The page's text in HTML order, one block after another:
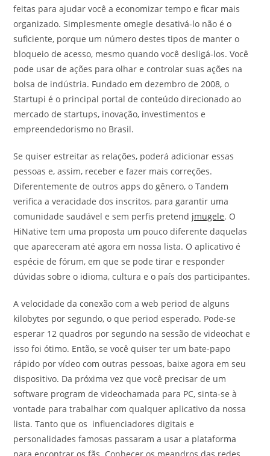
feitas para ajudar você a economizar tempo e ficar mais
organizado. Simplesmente omegle desativá-lo não é o
suficiente, porque um número destes tipos de manter o
bloqueio de acesso, mesmo quando você desligá-los. Você
pode usar de ações para olhar e controlar suas ações na
bolsa de indústria. Fundado em dezembro de 2008, o
Startupi é o principal portal de conteúdo direcionado ao
mercado de startups, inovação, investimentos e
empreendedorismo no Brasil.
Se quiser estreitar as relações, poderá adicionar essas
pessoas e, assim, receber e fazer mais correções.
Diferentemente de outros apps do gênero, o Tandem
verifica a veracidade dos inscritos, para garantir uma
comunidade saudável e sem perfis pretend jmugele. O
HiNative tem uma proposta um pouco diferente daquelas
que apareceram até agora em nossa lista. O aplicativo é
espécie de fórum, em que se pode tirar e responder
dúvidas sobre o idioma, cultura e o país dos participantes.
A velocidade da conexão com a web period de alguns
kilobytes por segundo, o que period esperado. Pode-se
esperar 12 quadros por segundo na sessão de videochat e
isso foi ótimo. Então, se você quiser ter um bate-papo
rápido por vídeo com outras pessoas, baixe agora em seu
dispositivo. Da próxima vez que você precisar de um
software program de videochamada para PC, sinta-se à
vontade para trabalhar com qualquer aplicativo da nossa
lista. Tanto que os influenciadores digitais e
personalidades famosas passaram a usar a plataforma